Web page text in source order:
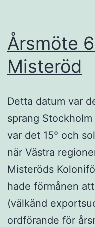
Årsmöte
Misteröd
Detta datum var
sprang
var det 15° och
när Västra
Misteröds
hade förmånen
(välkänd
ordförande för